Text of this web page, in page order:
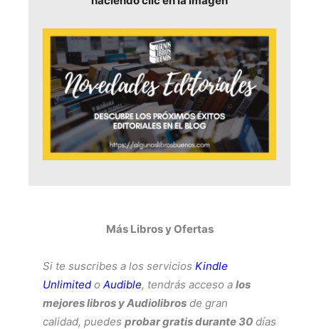
Más Libros y Ofertas
Si te suscribes a los servicios Kindle
Unlimited o Audible, tendrás acceso a los
mejores libros y Audiolibros de gran
calidad, puedes probar gratis durante 30 días